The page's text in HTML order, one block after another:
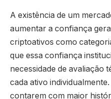
A existência de um
aumentar a confiança
criptoativos como
que essa confiança
necessidade de avaliação
cada ativo
contarem com maior